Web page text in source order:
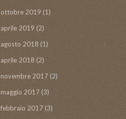
ottobre 2019 (1)
aprile 2019 (2)
agosto 2018 (1)
aprile 2018 (2)
novembre 2017 (2)
maggio 2017 (3)
febbraio 2017(3)